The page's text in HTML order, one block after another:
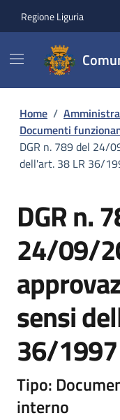
Regione Liguria
Home /
Documenti
DGR n. 789 del 24/
dell'art. 38 LR 36/
DGR n.
24/09/
sensi
36/
Tipo:
interno